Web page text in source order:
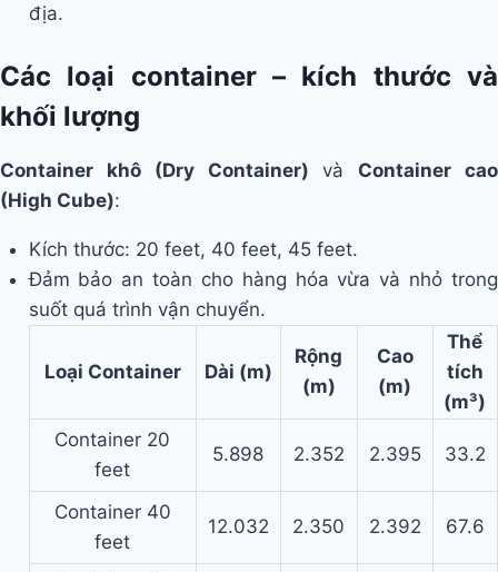
địa.
Các loại container – kích thước và
khối lượng
Container khô (Dry Container) và Container cao
(High Cube):
Kích thước: 20 feet, 40 feet, 45 feet.
Đảm bảo an toàn cho hàng hóa vừa và nhỏ trong
suốt quá trình vận chuyển.
Loại Container Dài (m)
Rộng
(m)
Cao
(m)
Thể
tích
(m³)
Container 20
feet
5.898 2.352 2.395 33.2
Container 40
feet
12.032 2.350 2.392 67.6